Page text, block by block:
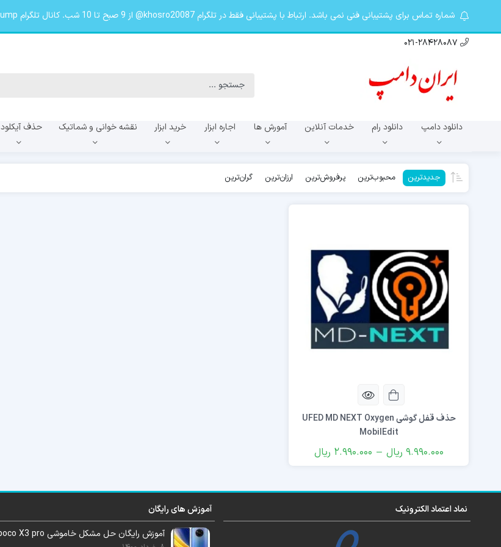
شماره تماس برای پشتیبانی فنی نمی باشد. ارتباط با پشتیبانی فقط در تلگرام khosro20087@ از 9 صبح تا 10 شب. کانال تلگرام irandump@
021-28428087
دانلود دامپ دانلود رام
سری A
خدمات آنلاین آمورش ها اجاره ابزار خرید ابزار نقشه خوانی و شماتیک حذف آیکلود
جدیدترین محبوب‌ترین پرفروش‌ترین ارزان‌ترین گران‌ترین
حذف قفل گوشی UFED MD NEXT Oxygen
MobilEdit
9.990.000 ریال –
2.990.000 ریال
نماد اعتماد الکترونیک
آموزش های رایگان
آموزش رایگان حل مشکل خاموشی poco X3 pro